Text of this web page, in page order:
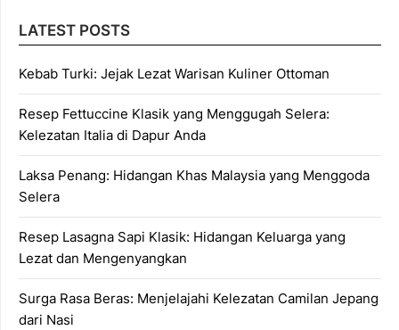
LATEST POSTS
Kebab Turki: Jejak Lezat Warisan Kuliner Ottoman
Resep Fettuccine Klasik yang Menggugah Selera:
Kelezatan Italia di Dapur Anda
Laksa Penang: Hidangan Khas Malaysia yang Menggoda
Selera
Resep Lasagna Sapi Klasik: Hidangan Keluarga yang
Lezat dan Mengenyangkan
Surga Rasa Beras: Menjelajahi Kelezatan Camilan Jepang
dari Nasi